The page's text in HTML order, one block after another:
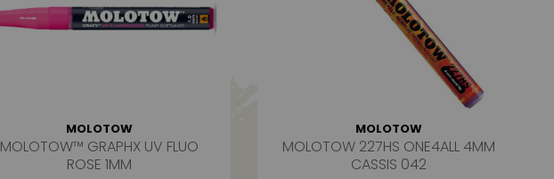
MOLOTOW
MOLOTOW™ GRAPHX UV FLUO
ROSE 1MM
MOLOTOW
MOLOTOW 227HS ONE4ALL 4MM
CASSIS 042